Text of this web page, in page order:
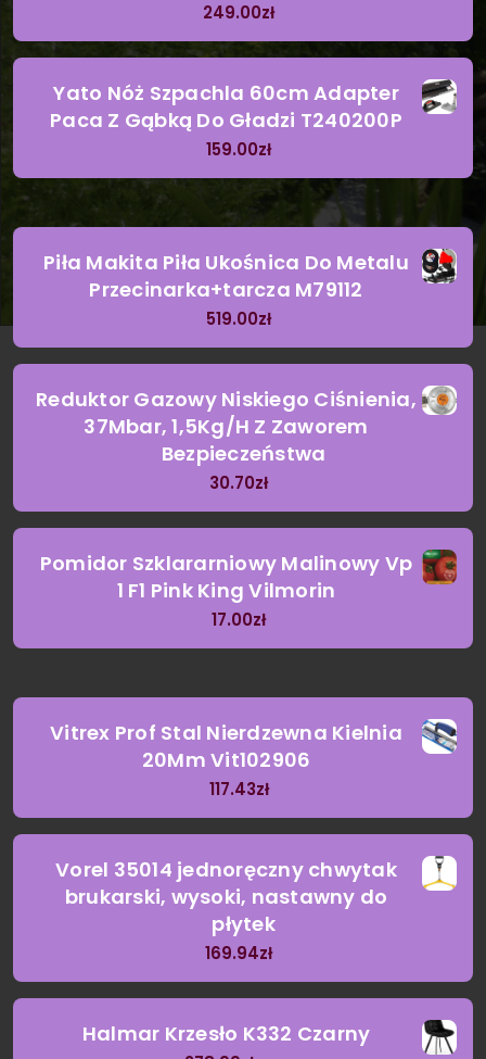
249.00zł
Yato Nóż Szpachla 60cm Adapter
Paca Z Gąbką Do Gładzi T240200P
159.00zł
Piła Makita Piła Ukośnica Do Metalu
Przecinarka+tarcza M79112
519.00zł
Reduktor Gazowy Niskiego Ciśnienia,
37Mbar, 1,5Kg/H Z Zaworem
Bezpieczeństwa
30.70zł
Pomidor Szklararniowy Malinowy Vp
1 F1 Pink King Vilmorin
17.00zł
Vitrex Prof Stal Nierdzewna Kielnia
20Mm Vit102906
117.43zł
Vorel 35014 jednoręczny chwytak
brukarski, wysoki, nastawny do
płytek
169.94zł
Halmar Krzesło K332 Czarny